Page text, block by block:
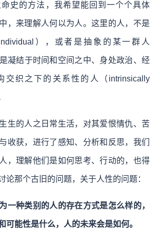
史的方法，我希望能回到一个个具体
，来理解人何以为人。这里的人，不是
），或者是抽象的某一群人
凝结于时间和空间之中、身处政治、经
交织之下的关系性的人（intrinsically
生的人之日常生活，对其爱恨情仇、苦
收获，进行了感知、分析和反思，我们
，理解他们是如何思考、行动的，也得
论那个古旧的问题，关于人性的问题：
一种类别的人的存在方式是怎么样的，
可能性是什么，人的未来会是如何。